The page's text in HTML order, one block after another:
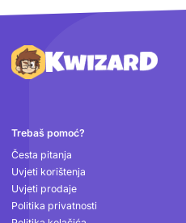
Podnožje
Trebaš pomoć?
Česta pitanja
Uvjeti korištenja
Uvjeti prodaje
Politika privatnosti